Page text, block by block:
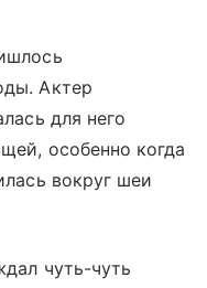
Актер
для него
особенно когда
вокруг шеи
чуть-чуть